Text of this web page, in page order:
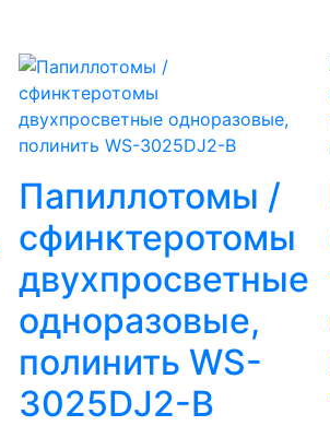
Папиллотомы /
сфинктеротомы
двухпросветные
одноразовые,
полинить WS-
3025DJ2-В